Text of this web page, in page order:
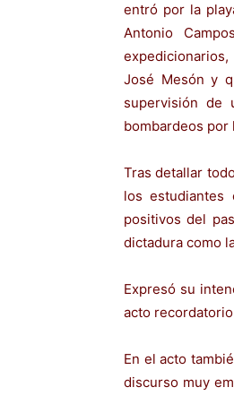
entró por la
Antonio
José Mesón y
supervisión de
bombardeos por
Tras detallar
los estudiantes
positivos del
dictadura como
Expresó su
acto
En el acto
discurso muy